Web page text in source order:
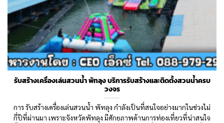
รับสร้างเครื่องเล่นสวนน้ำ พัทลุง บริการรับสร้างและติดตั้งสวนน้ำครบ
วงจร
การ รับสร้างเครื่องเล่นสวนน้ำ พัทลุง กำลังเป็นที่สนใจอย่างมากในช่วงไม่
กี่ปีที่ผ่านมา เพราะจังหวัดพัทลุง มีศักยภาพด้านการท่องเที่ยวที่น่าสนใจ